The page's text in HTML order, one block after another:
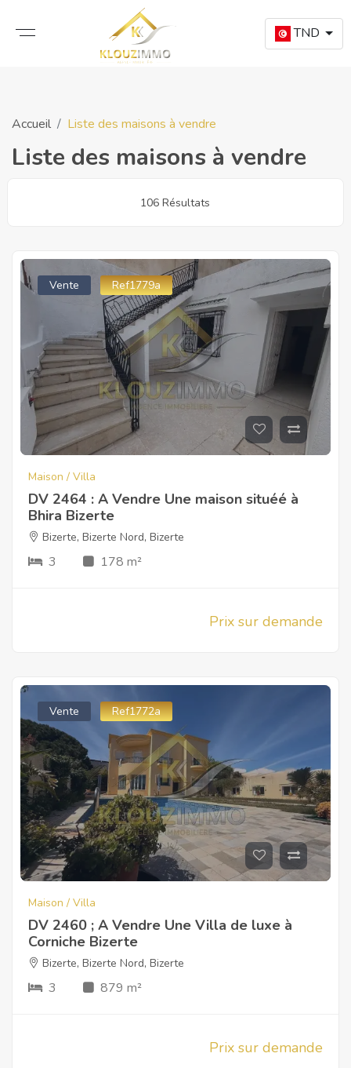
TND
Accueil Liste des maisons à vendre
Liste des maisons à vendre
106 Résultats
Vente Ref1779a
Maison / Villa
DV 2464 : A Vendre Une maison situéé à
Bhira Bizerte
Bizerte, Bizerte Nord, Bizerte
3 178 m²
Prix sur demande
Vente Ref1772a
Maison / Villa
DV 2460 ; A Vendre Une Villa de luxe à
Corniche Bizerte
Bizerte, Bizerte Nord, Bizerte
3 879 m²
Prix sur demande